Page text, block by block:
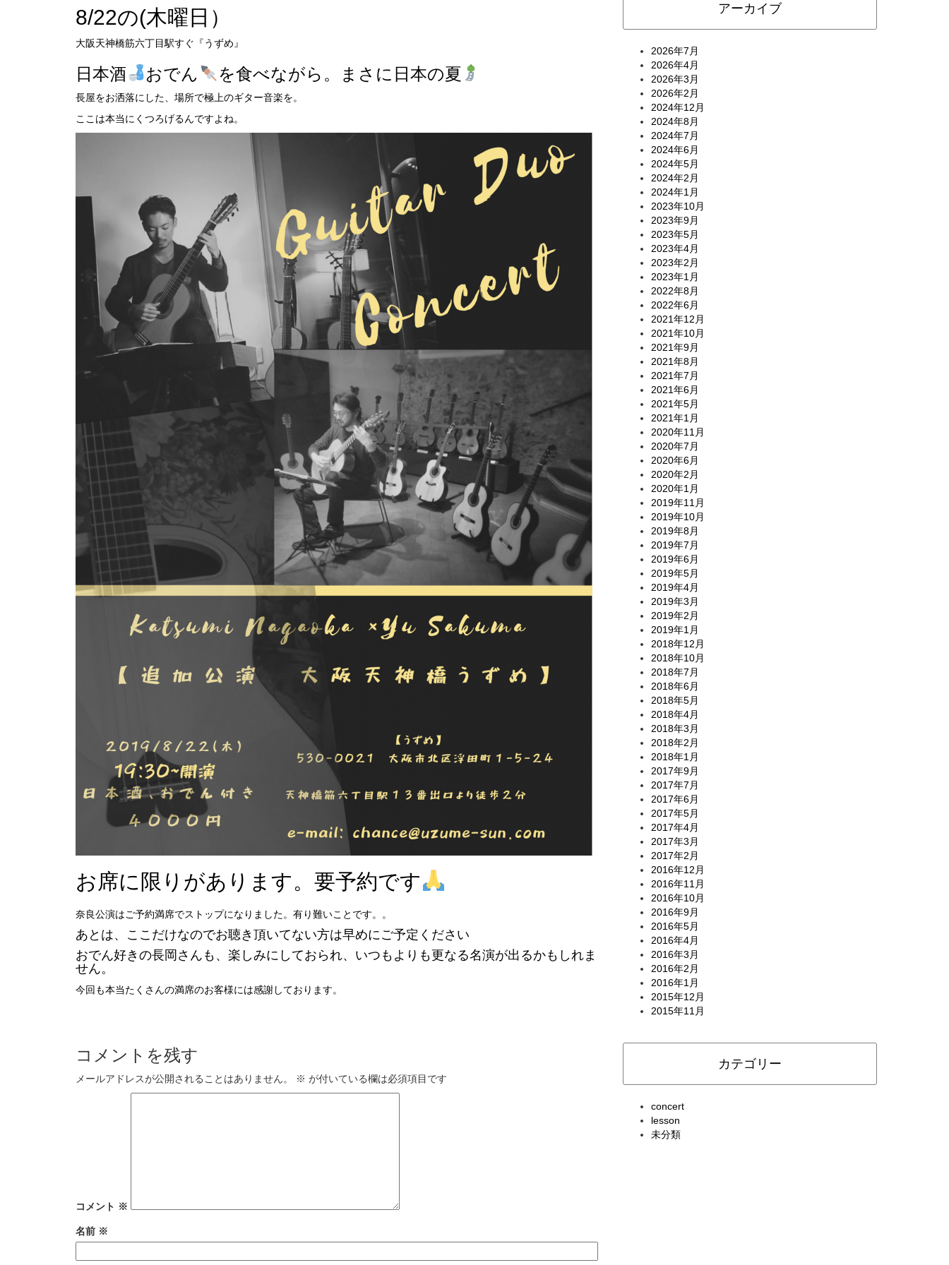
8/22の(木曜日）
大阪天神橋筋六丁目駅すぐ『うずめ』
日本酒 おでん を食べながら。まさに日本の夏
長屋をお洒落にした、場所で極上のギター音楽を。
ここは本当にくつろげるんですよね。
お席に限りがあります。要予約です
奈良公演はご予約満席でストップになりました。有り難いことです。。
あとは、ここだけなのでお聴き頂いてない方は早めにご予定ください
おでん好きの長岡さんも、楽しみにしておられ、いつもよりも更なる名演が出るかもしれま
せん。
今回も本当たくさんの満席のお客様には感謝しております。
コメントを残す
メールアドレスが公開されることはありません。 ※ が付いている欄は必須項目です
コメント ※
名前 ※
アーカイブ
2026年7月
2026年4月
2026年3月
2026年2月
2024年12月
2024年8月
2024年7月
2024年6月
2024年5月
2024年2月
2024年1月
2023年10月
2023年9月
2023年5月
2023年4月
2023年2月
2023年1月
2022年8月
2022年6月
2021年12月
2021年10月
2021年9月
2021年8月
2021年7月
2021年6月
2021年5月
2021年1月
2020年11月
2020年7月
2020年6月
2020年2月
2020年1月
2019年11月
2019年10月
2019年8月
2019年7月
2019年6月
2019年5月
2019年4月
2019年3月
2019年2月
2019年1月
2018年12月
2018年10月
2018年7月
2018年6月
2018年5月
2018年4月
2018年3月
2018年2月
2018年1月
2017年9月
2017年7月
2017年6月
2017年5月
2017年4月
2017年3月
2017年2月
2016年12月
2016年11月
2016年10月
2016年9月
2016年5月
2016年4月
2016年3月
2016年2月
2016年1月
2015年12月
2015年11月
カテゴリー
concert
lesson
未分類